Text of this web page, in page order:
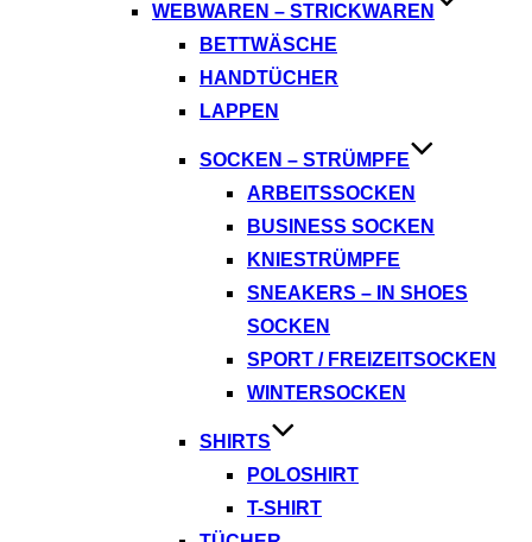
WEBWAREN – STRICKWAREN
BETTWÄSCHE
HANDTÜCHER
LAPPEN
SOCKEN – STRÜMPFE
ARBEITSSOCKEN
BUSINESS SOCKEN
KNIESTRÜMPFE
SNEAKERS – IN SHOES
SOCKEN
SPORT / FREIZEITSOCKEN
WINTERSOCKEN
SHIRTS
POLOSHIRT
T-SHIRT